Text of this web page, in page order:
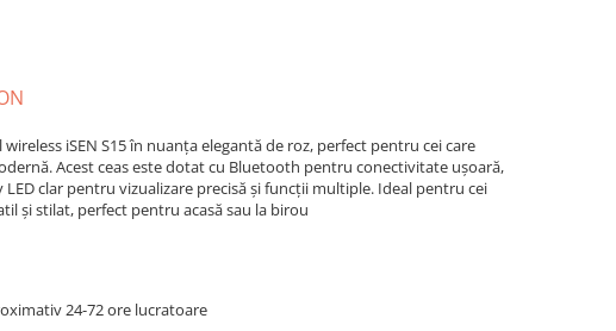
iSEN S15 în nuanța elegantă de roz, perfect pentru cei care
Acest ceas este dotat cu Bluetooth pentru conectivitate ușoară,
clar pentru vizualizare precisă și funcții multiple. Ideal pentru cei
și stilat, perfect pentru acasă sau la birou
24-72 ore lucratoare